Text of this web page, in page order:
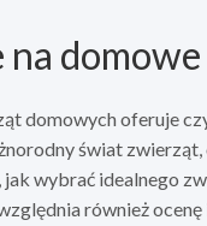
domowych oferuje
świat
wybrać idealnego
również